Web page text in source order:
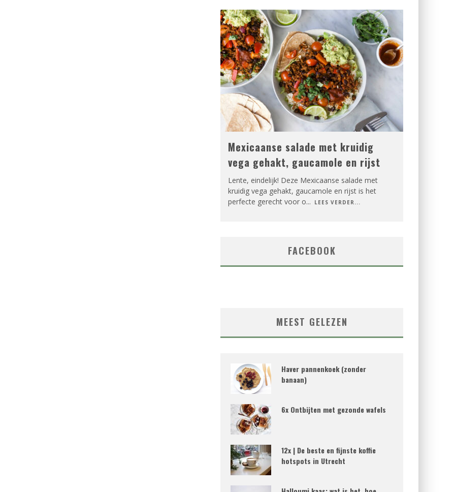
Mexicaanse salade met kruidig
vega gehakt, gaucamole en rijst
Lente, eindelijk! Deze Mexicaanse salade met
kruidig vega gehakt, gaucamole en rijst is het
perfecte gerecht voor o... LEES VERDER...
FACEBOOK
MEEST GELEZEN
Haver pannenkoek (zonder
banaan)
6x Ontbijten met gezonde wafels
12x | De beste en fijnste koffie
hotspots in Utrecht